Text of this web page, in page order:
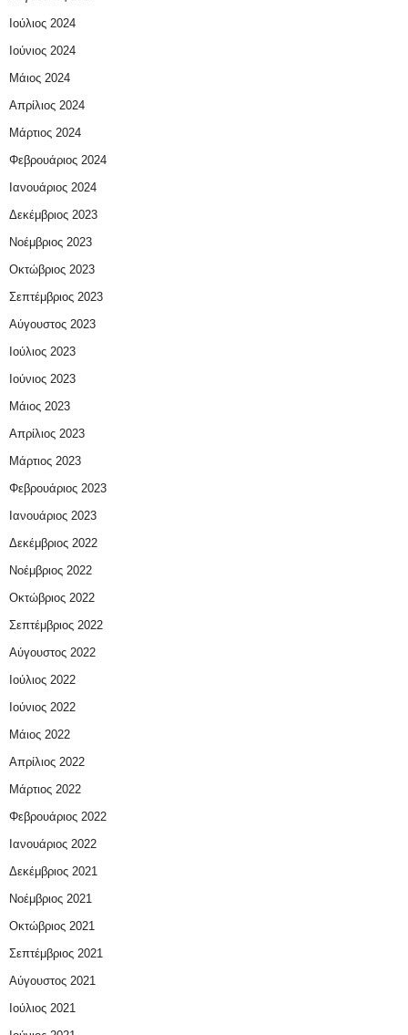
Ιούλιος 2024
Ιούνιος 2024
Μάιος 2024
Απρίλιος 2024
Μάρτιος 2024
Φεβρουάριος 2024
Ιανουάριος 2024
Δεκέμβριος 2023
Νοέμβριος 2023
Οκτώβριος 2023
Σεπτέμβριος 2023
Αύγουστος 2023
Ιούλιος 2023
Ιούνιος 2023
Μάιος 2023
Απρίλιος 2023
Μάρτιος 2023
Φεβρουάριος 2023
Ιανουάριος 2023
Δεκέμβριος 2022
Νοέμβριος 2022
Οκτώβριος 2022
Σεπτέμβριος 2022
Αύγουστος 2022
Ιούλιος 2022
Ιούνιος 2022
Μάιος 2022
Απρίλιος 2022
Μάρτιος 2022
Φεβρουάριος 2022
Ιανουάριος 2022
Δεκέμβριος 2021
Νοέμβριος 2021
Οκτώβριος 2021
Σεπτέμβριος 2021
Αύγουστος 2021
Ιούλιος 2021